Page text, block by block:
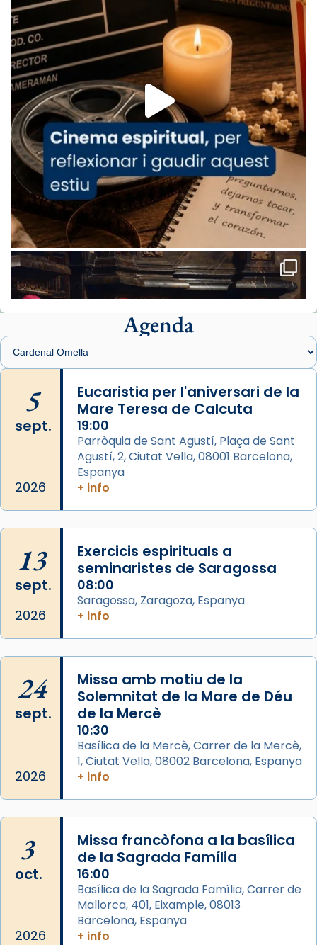
www.vaticannews.va/es/iglesia/news/2026-
07/carmina-historia-depresion-papa-viaje-
espana-testimoni...
Foto
View on Facebook · Share
Arquebisbat de Barcelona
1 week ago
«Avui les santes Juliana i Semproniana ens
ajuden a alçar la mirada»
Mons. Sergi Gordo, bisbe de Tortosa, ha
presidit aquest 27 de juliol la missa de Les
Santes de Mataró.
🔗tinyurl.com/cvu5jmbk
📸 J. Merino
de Barcelona.
1 week ago
Aquest dilluns, 27 de juliol, ha tingut lloc la
missa d’acció de gràcies en agraïment al
comitè organitzador de la visita apostòlica
del Sant Pare Lleó XIV a Barcelona, i als
L’arquebisbe de Barcelona, el cardenal Joan
Josep Omella, ha presidit la missa i l’ha
concelebrat el bisbe auxiliar de Barcelona,
Mons. David Abadías.
📸 Dr. G. Simón
Foto
Arquebisbat de Barcelona
2 weeks ago
Memòria de les santes Juliana i
Semproniana, verges i màrtirs.
Acompanyant la història de sant Cugat, a
partir de l’Edat Mitjana sorgeix la tradició
que les santes Juliana (“relatiu a Júlia”) i
Semproniana (“relatiu a Semprònia =
eterna”) són deixebles seves. I l’any 1667, el
frare Joan Gaspar Roig, afirma en una obra
que les santes són filles de l’antiga Iluro.
Mataró en reivindicarà les relíq
Foto
Agenda
5
sept.
2026
Eucaristia per l'aniversari de la
Mare Teresa de Calcuta
19:00
Parròquia de Sant Agustí, Plaça de Sant
Agustí, 2, Ciutat Vella, 08001 Barcelona,
Espanya
+ info
13
sept.
2026
Exercicis espirituals a
seminaristes de Saragossa
08:00
Saragossa, Zaragoza, Espanya
+ info
24
sept.
2026
Missa amb motiu de la
Solemnitat de la Mare de Déu
de la Mercè
10:30
Basílica de la Mercè, Carrer de la Mercè,
1, Ciutat Vella, 08002 Barcelona, Espanya
+ info
3
oct.
2026
Missa francòfona a la basílica
de la Sagrada Família
16:00
Basílica de la Sagrada Família, Carrer de
Mallorca, 401, Eixample, 08013
Barcelona, Espanya
+ info